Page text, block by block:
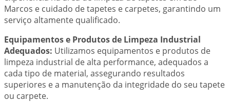
Marcos e cuidado de tapetes e carpetes, garantindo um
serviço altamente qualificado.
Equipamentos e Produtos de Limpeza Industrial
Adequados: Utilizamos equipamentos e produtos de
limpeza industrial de alta performance, adequados a
cada tipo de material, assegurando resultados
superiores e a manutenção da integridade do seu tapete
ou carpete.